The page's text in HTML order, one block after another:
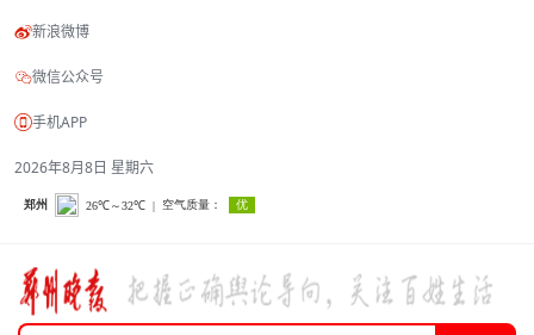
新浪微博
微信公众号
手机APP
2026年8月8日 星期六